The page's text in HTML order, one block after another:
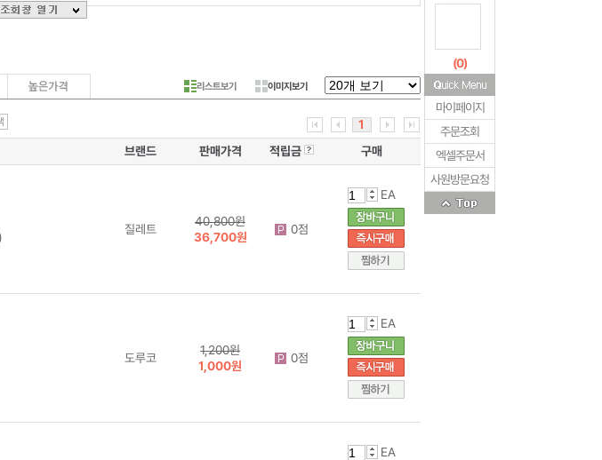
리스트보기 이미지보기
1
브랜드 판매가격 적립금 구매
질레트
40,800원
36,700원
0점
EA
도루코
1,200원
1,000원
0점
EA
EA
(0)
마이페이지
주문조회
엑셀주문서
사원방문요청